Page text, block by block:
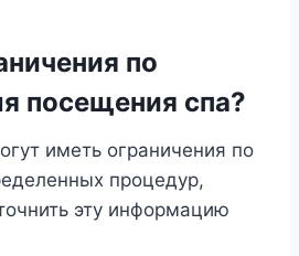
по
посещения спа?
иметь ограничения по
процедур,
эту информацию